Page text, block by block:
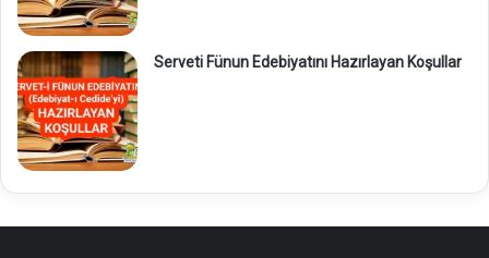
Serveti Fünun Edebiyatını Hazırlayan Koşullar